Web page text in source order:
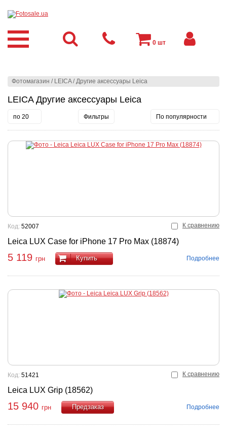
Фотомагазин / LEICA /Другие аксессуары Leica
LEICA Другие аксессуары Leica
по 20 Фильтры По популярности
К сравнению
Leica LUX Case for iPhone 17 Pro Max (18874)
Код: 52007
5 119 грн Купить Подробнее
К сравнению
Leica LUX Grip (18562)
Код: 51421
15 940 грн
Подробнее
0 шт